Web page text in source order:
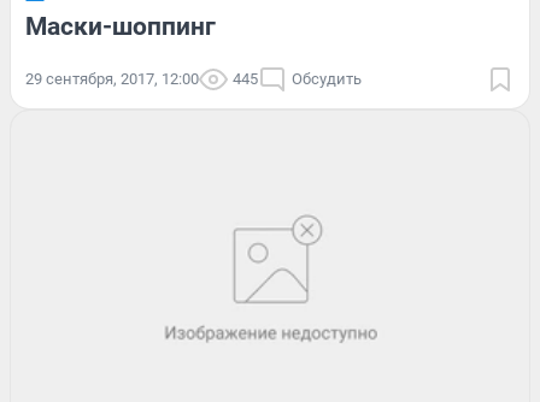
Маски-шоппинг
29 сентября, 2017, 12:00 445 Обсудить